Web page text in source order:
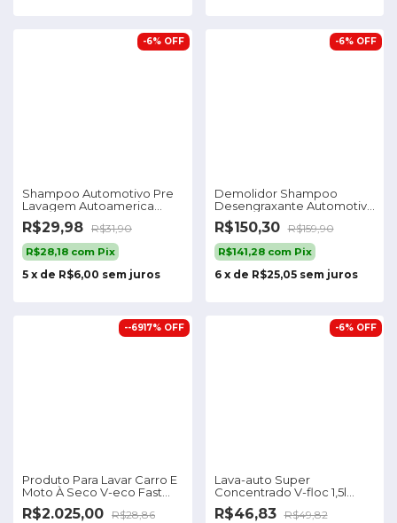
Shampoo Automotivo Pre
Lavagem Autoamerica
Prewash 1,5l
-6% OFF
R$29,98 R$31,90
R$28,18 com Pix
5 x de R$6,00 sem juros
Demolidor Shampoo
Desengraxante Automotivo
5l Cadillac
-6% OFF
R$150,30 R$159,90
R$141,28 com Pix
6 x de R$25,05 sem juros
Produto Para Lavar Carro E
Moto À Seco V-eco Fast
Vonixx
--6917% OFF
R$2.025,00 R$28,86
Lava-auto Super
Concentrado V-floc 1,5l
Vonixx
-6% OFF
R$46,83 R$49,82